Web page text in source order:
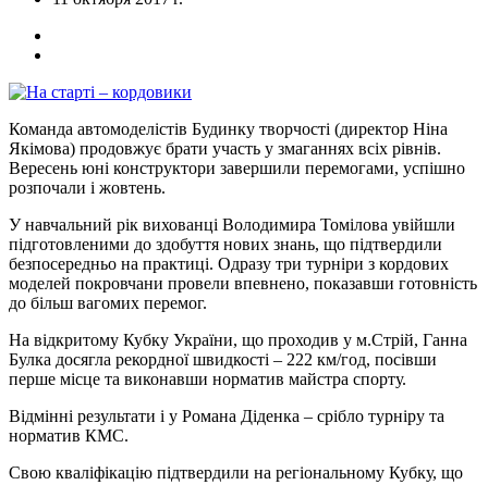
Команда автомоделістів Будинку творчості (директор Ніна
Якімова) продовжує брати участь у змаганнях всіх рівнів.
Вересень юні конструктори завершили перемогами, успішно
розпочали і жовтень.
У навчальний рік вихованці Володимира Томілова увійшли
підготовленими до здобуття нових знань, що підтвердили
безпосередньо на практиці. Одразу три турніри з кордових
моделей покровчани провели впевнено, показавши готовність
до більш вагомих перемог.
На відкритому Кубку України, що проходив у м.Стрій, Ганна
Булка досягла рекордної швидкості – 222 км/год, посівши
перше місце та виконавши норматив майстра спорту.
Відмінні результати і у Романа Діденка – срібло турніру та
норматив КМС.
Свою кваліфікацію підтвердили на регіональному Кубку, що